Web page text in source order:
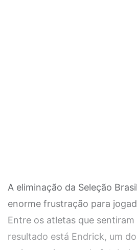
A eliminação da Seleção
enorme frustração para
Entre os atletas que sentiram
resultado está Endrick, um